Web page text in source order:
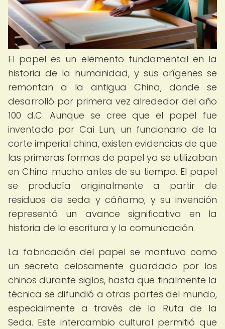
El papel es un elemento fundamental en la
historia de la humanidad, y sus orígenes se
remontan a la antigua China, donde se
desarrolló por primera vez alrededor del año
100 d.C. Aunque se cree que el papel fue
inventado por Cai Lun, un funcionario de la
corte imperial china, existen evidencias de que
las primeras formas de papel ya se utilizaban
en China mucho antes de su tiempo. El papel
se producía originalmente a partir de
residuos de seda y cáñamo, y su invención
representó un avance significativo en la
historia de la escritura y la comunicación.
La fabricación del papel se mantuvo como
un secreto celosamente guardado por los
chinos durante siglos, hasta que finalmente la
técnica se difundió a otras partes del mundo,
especialmente a través de la Ruta de la
Seda. Este intercambio cultural permitió que